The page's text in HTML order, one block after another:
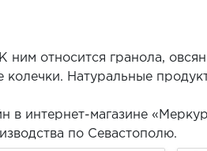
ним относится гранола,
Натуральные
в интернет-магазине
по Севастополю.